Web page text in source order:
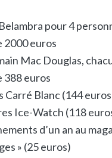
pour 4
2000 euros
Mac Douglas,
388 euros
Carré Blanc (144
Ice-Watch (118
d’un an au
» (25 euros)